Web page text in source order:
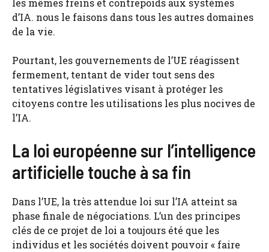
les mêmes freins et contrepoids aux systèmes
d’IA. nous le faisons dans tous les autres domaines
de la vie.
Pourtant, les gouvernements de l’UE réagissent
fermement, tentant de vider tout sens des
tentatives législatives visant à protéger les
citoyens contre les utilisations les plus nocives de
l’IA.
La loi européenne sur l’intelligence
artificielle touche à sa fin
Dans l’UE, la très attendue loi sur l’IA atteint sa
phase finale de négociations. L’un des principes
clés de ce projet de loi a toujours été que les
individus et les sociétés doivent pouvoir « faire